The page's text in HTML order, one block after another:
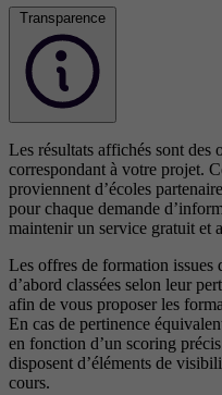
Transparence
Les résultats affichés sont des
correspondant à votre projet.
proviennent d’écoles
pour chaque demande
maintenir un service gratuit et
Les offres de formation issues
d’abord classées selon leur
afin de vous proposer les
En cas de pertinence
en fonction d’un scoring
disposent d’éléments de
cours.